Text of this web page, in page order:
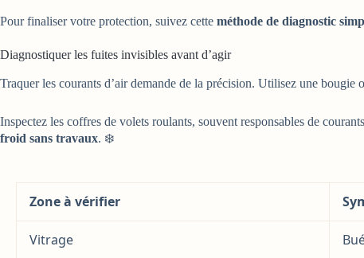
Pour finaliser votre protection, suivez cette méthode de diagnostic
Diagnostiquer les fuites invisibles avant d’agir
Traquer les courants d’air demande de la précision. Utilisez une bougie
Inspectez les coffres de volets roulants, souvent responsables de
froid sans travaux. ❄️
Zone à vérifier
Vitrage